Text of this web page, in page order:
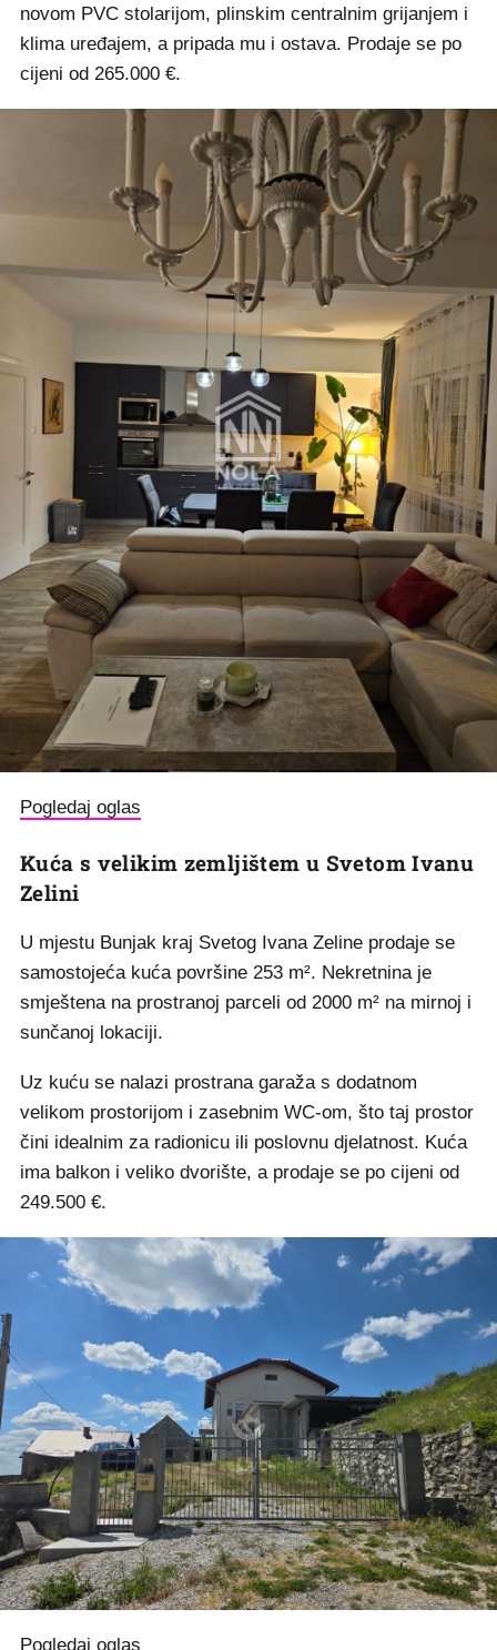
novom PVC stolarijom, plinskim centralnim grijanjem i
klima uređajem, a pripada mu i ostava. Prodaje se po
cijeni od 265.000 €.
Pogledaj oglas
Kuća s velikim zemljištem u Svetom Ivanu
Zelini
U mjestu Bunjak kraj Svetog Ivana Zeline prodaje se
samostojeća kuća površine 253 m². Nekretnina je
smještena na prostranoj parceli od 2000 m² na mirnoj i
sunčanoj lokaciji.
Uz kuću se nalazi prostrana garaža s dodatnom
velikom prostorijom i zasebnim WC-om, što taj prostor
čini idealnim za radionicu ili poslovnu djelatnost. Kuća
ima balkon i veliko dvorište, a prodaje se po cijeni od
249.500 €.
Pogledaj oglas